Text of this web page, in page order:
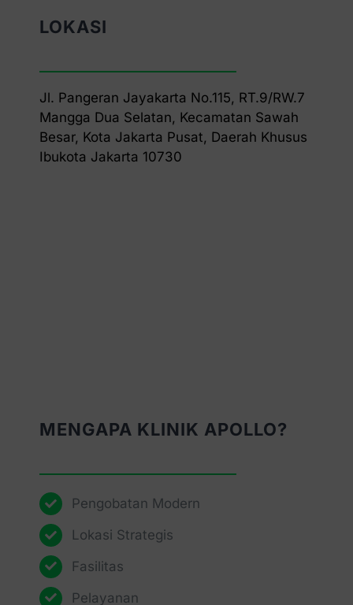
LOKASI
Jl. Pangeran Jayakarta No.115, RT.9/RW.7
Mangga Dua Selatan, Kecamatan Sawah
Besar, Kota Jakarta Pusat, Daerah Khusus
Ibukota Jakarta 10730
MENGAPA KLINIK APOLLO?
Pengobatan Modern
Lokasi Strategis
Fasilitas
Pelayanan